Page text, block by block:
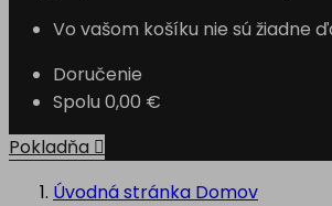
Vo vašom košíku nie sú žiadne
Doručenie
Spolu 0,00 €
Pokladňa 
Úvodná stránka Domov